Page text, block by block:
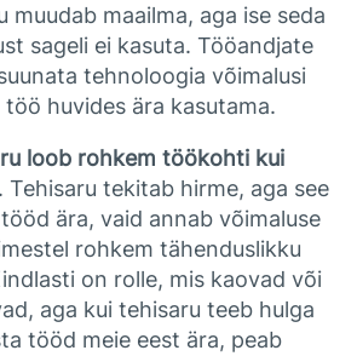
muudab maailma, aga ise seda
sageli ei kasuta. Tööandjate
tehnoloogia võimalusi
töö huvides ära kasutama.
loob rohkem töökohti kui
. Tehisaru tekitab hirme, aga see
ära, vaid annab võimaluse
rohkem tähenduslikku
on rolle, mis kaovad või
aga kui tehisaru teeb hulga
tööd meie eest ära, peab